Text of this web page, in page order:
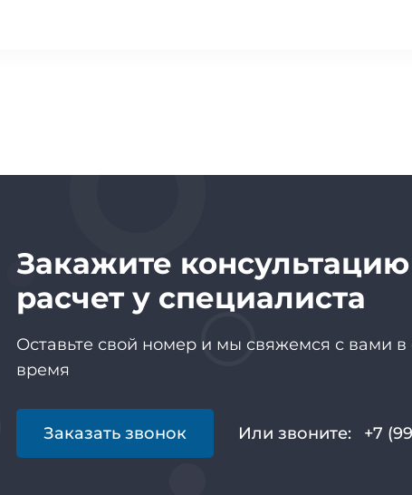
Закажите
расчет у специалиста
Оставьте свой номер и мы свяжемся с вами
время
Заказать звонок Или звоните: +7